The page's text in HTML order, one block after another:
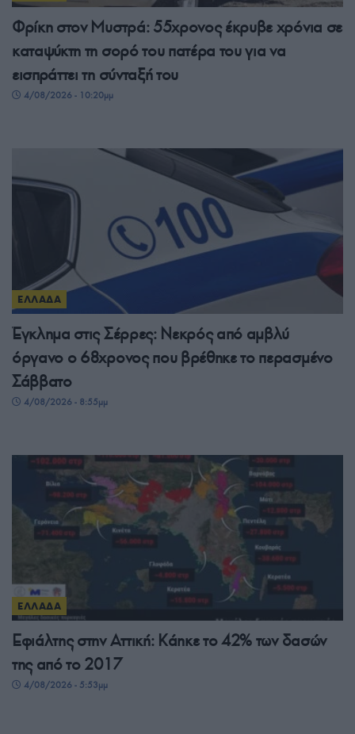
Φρίκη στον Μυστρά: 55χρονος έκρυβε χρόνια σε
καταψύκτη τη σορό του πατέρα του για να
εισπράττει τη σύνταξή του
4/08/2026 - 10:20μμ
ΕΛΛΑΔΑ
Έγκλημα στις Σέρρες: Νεκρός από αμβλύ
όργανο ο 68χρονος που βρέθηκε το περασμένο
Σάββατο
4/08/2026 - 8:55μμ
ΕΛΛΑΔΑ
Εφιάλτης στην Αττική: Κάηκε το 42% των δασών
της από το 2017
4/08/2026 - 5:53μμ